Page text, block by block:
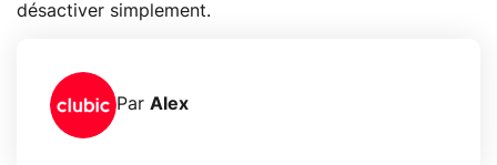
désactiver simplement.
Par Alex